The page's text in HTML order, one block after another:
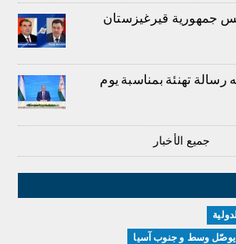
جمهورية قيرغيزستان
تهنئة بمناسبة يوم
جميع الأخبار